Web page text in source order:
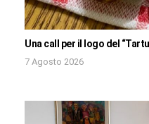
Una call per il logo del
7 Agosto 2026